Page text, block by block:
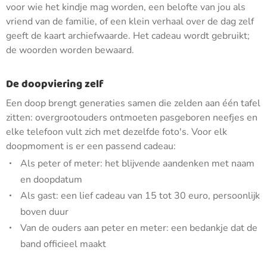
voor wie het kindje mag worden, een belofte van jou als
vriend van de familie, of een klein verhaal over de dag zelf
geeft de kaart archiefwaarde. Het cadeau wordt gebruikt;
de woorden worden bewaard.
De doopviering zelf
Een doop brengt generaties samen die zelden aan één tafel
zitten: overgrootouders ontmoeten pasgeboren neefjes en
elke telefoon vult zich met dezelfde foto's. Voor elk
doopmoment is er een passend cadeau:
Als peter of meter: het blijvende aandenken met naam
en doopdatum
Als gast: een lief cadeau van 15 tot 30 euro, persoonlijk
boven duur
Van de ouders aan peter en meter: een bedankje dat de
band officieel maakt